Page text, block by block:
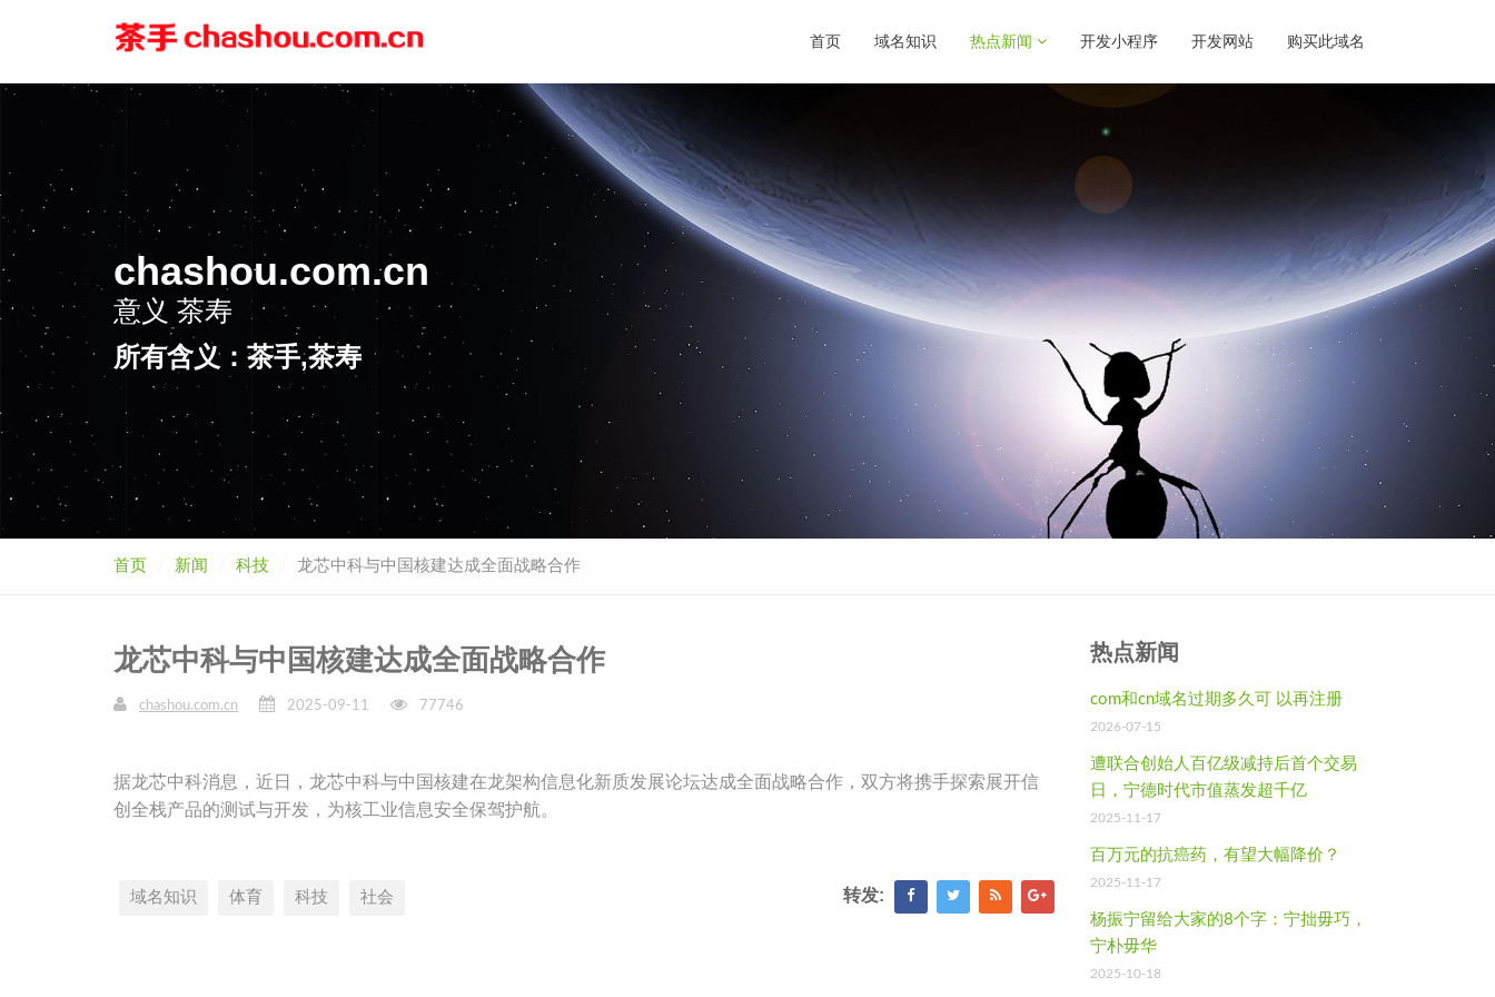
首页 域名知识 热点新闻 开发小程序 开发网站 购买此域名
chashou.com.cn
意义 茶寿
所有含义：茶手,茶寿
首页 新闻 科技 龙芯中科与中国核建达成全面战略合作
龙芯中科与中国核建达成全面战略合作
chashou.com.cn 2025-09-11 77746
据龙芯中科消息，近日，龙芯中科与中国核建在龙架构信息化新质发展论坛达成全面战略合作，双方将携手探索展开信
创全栈产品的测试与开发，为核工业信息安全保驾护航。
域名知识 体育 科技 社会 转发:
热点新闻
com和cn域名过期多久可 以再注册
2026-07-15
遭联合创始人百亿级减持后首个交易
日，宁德时代市值蒸发超千亿
2025-11-17
百万元的抗癌药，有望大幅降价？
2025-11-17
杨振宁留给大家的8个字：宁拙毋巧，
宁朴毋华
2025-10-18